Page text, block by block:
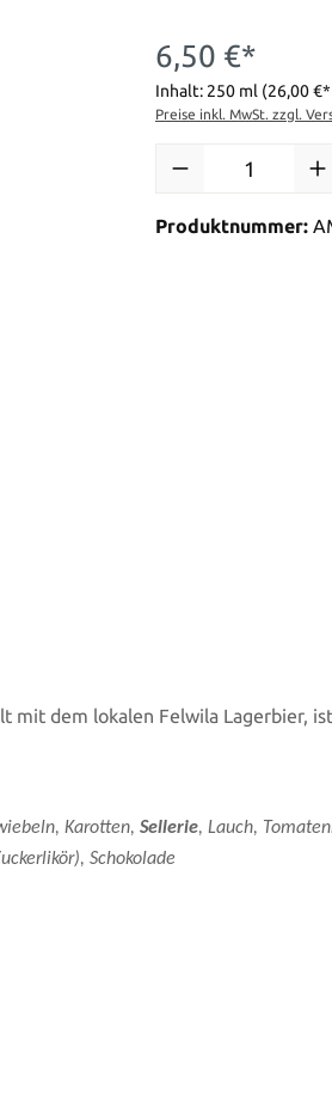
6,50 €*
Inhalt: 250 ml (26,00
Preise inkl. MwSt. zzgl.
Produkt Anzahl: Gib
Produktnummer:
mit dem lokalen Felwila Lagerbier,
Karotten, Sellerie, Lauch,
Schokolade